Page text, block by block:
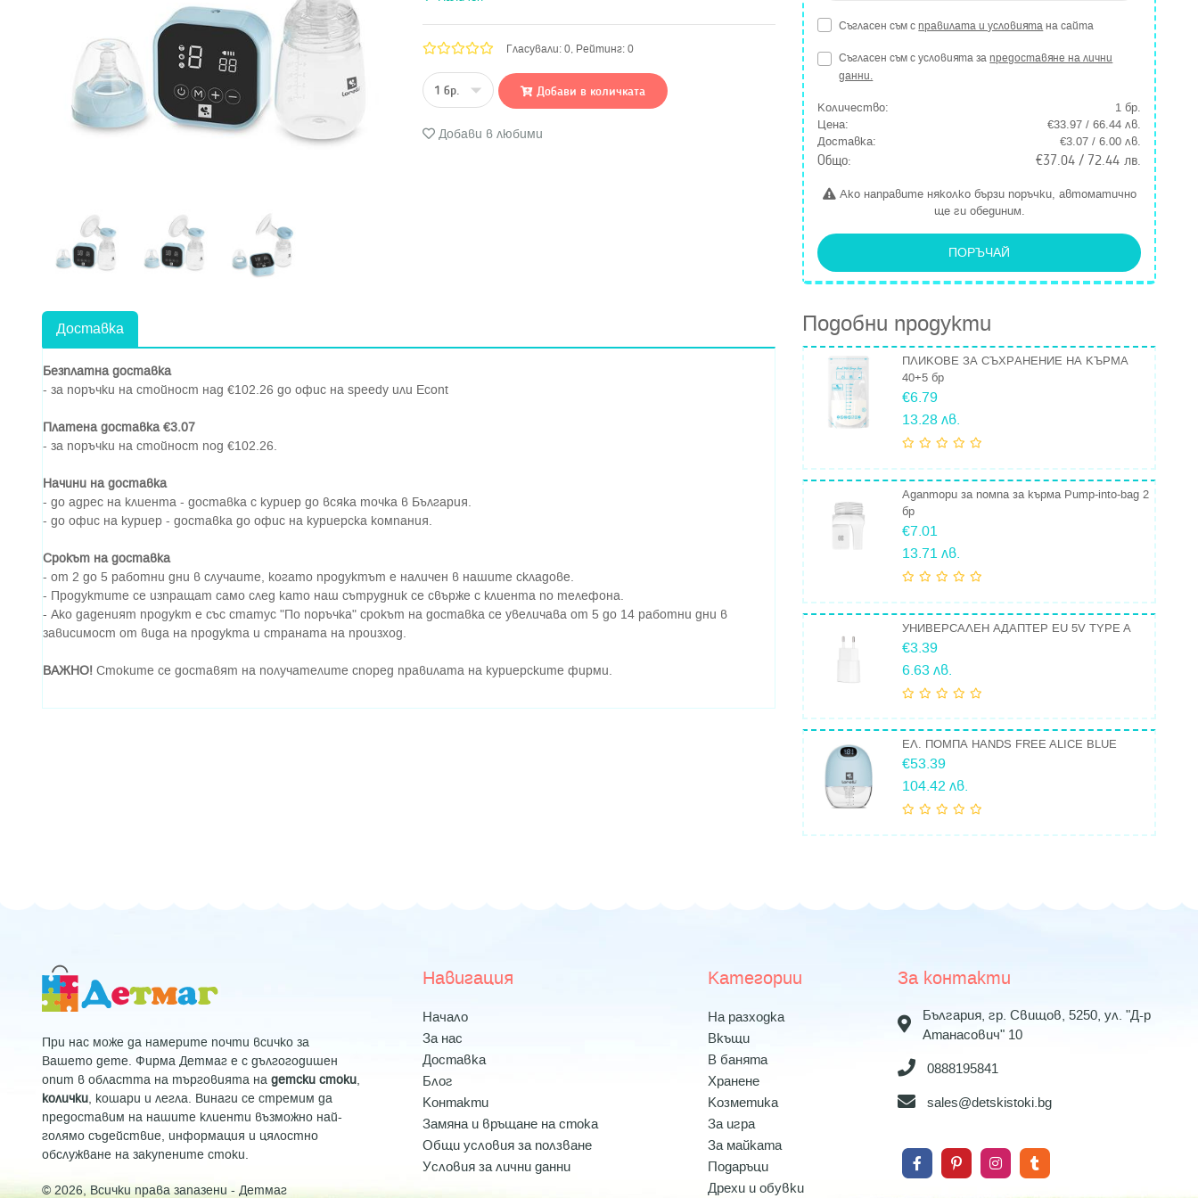
Гласували: 0, Рейтинг: 0
Добави в количката
Добави в любими
Съгласен съм справилата и условиятана сайта
Съгласен съм с условията запредоставяне на лични
данни.
Количество: 1бр.
Цена:
€33.97 / 66.44 лв.
Доставка:
€3.07 / 6.00 лв.
Общо: €37.04 / 72.44 лв.
Ако направите няколко бързи поръчки, автоматично
ще ги обединим.
ПОРЪЧАЙ
Доставка
Безплатна доставка
- за поръчки на стойност над €102.26 до офис на speedy или Econt
Платена доставка €3.07
- за поръчки на стойност под €102.26.
Начини на доставка
- до адрес на клиента - доставка с куриер до всяка точка в България.
- до офис на куриер - доставка до офис на куриерска компания.
Срокът на доставка
- от 2 до 5 работни дни в случаите, когато продуктът е наличен в нашите складове.
- Продуктите се изпращат само след като наш сътрудник се свърже с клиента по телефона.
- Ако даденият продукт е със статус "По поръчка" срокът на доставка се увеличава от 5 до 14 работни дни в
зависимост от вида на продукта и страната на произход.
ВАЖНО! Стоките се доставят на получателите според правилата на куриерските фирми.
Подобни продукти
ПЛИКОВЕ ЗА СЪХРАНЕНИЕ НА КЪРМА
40+5 бр
€6.79
13.28 лв.
Адаптори за помпа за кърма Pump-into-bag 2
бр
€7.01
13.71 лв.
УНИВЕРСАЛЕН АДАПТЕР EU 5V TYPE A
€3.39
6.63 лв.
ЕЛ. ПОМПА HANDS FREE ALICE BLUE
€53.39
104.42 лв.
При нас може да намерите почти всичко за
Вашето дете. Фирма Детмаг е с дългогодишен
опит в областта на търговията на детски стоки,
колички, кошари и легла. Винаги се стремим да
предоставим на нашите клиенти възможно най-
голямо съдействие, информация и цялостно
обслужване на закупените стоки.
© 2026, Всички права запазени - Детмаг
Навигация
Начало
За нас
Доставка
Блог
Контакти
Замяна и връщане на стока
Общи условия за ползване
Условия за лични данни
Категории
На разходка
Вкъщи
В банята
Хранене
Козметика
За игра
За майката
Подаръци
Дрехи и обувки
За контакти
България, гр. Свищов, 5250, ул. "Д-р
Атанасович" 10
0888195841
sales@detskistoki.bg